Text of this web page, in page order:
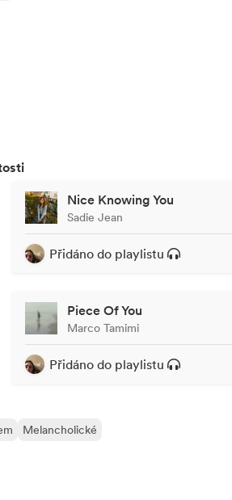
Nice Knowing You
Sadie Jean
Přidáno do playlistu
Piece Of You
Marco Tamimi
Přidáno do playlistu
Melancholické